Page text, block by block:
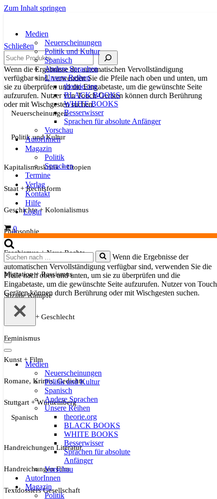
Zum Inhalt springen
Medien
Neuerscheinungen
Politik und Kultur
Spanisch
Andere Sprachen
Unsere Reihen
theorie.org
BLACK BOOKS
WHITE BOOKS
Besserwisser
Sprachen für absolute Anfänger
Vorschau
AutorInnen
Magazin
Politik
Sprachen
Termine
Verlag
Kontakt
Hilfe
Login
Warenkorb
0
Suchen
nach …
Wenn die Ergebnisse der
automatischen Vervollständigung verfügbar sind, verwenden Sie die
Pfeile nach oben und unten, um sie zu überprüfen und die
Eingabetaste, um die gewünschte Seite aufzurufen. Nutzer von
Geräten können durch Berührung oder mit Wischgesten suchen.
Navigationsmenü
Navigationsmenü
Medien
Neuerscheinungen
Politik und Kultur
Spanisch
Andere Sprachen
Unsere Reihen
theorie.org
BLACK BOOKS
WHITE BOOKS
Besserwisser
Sprachen für absolute
Anfänger
Vorschau
AutorInnen
Magazin
Politik
Schließen
Suche
Wenn die Ergebnisse der automatischen Vervollständigung
verfügbar sind, verwenden Sie die Pfeile nach oben und unten, um
sie zu überprüfen und die Eingabetaste, um die gewünschte Seite
aufzurufen. Nutzer von Touch-Geräten können durch Berührung
oder mit Wischgesten suchen.
Neuerscheinungen
Politik und Kultur
Kapitalismuskritik + Utopien
Staat + Rechtsform
Geschichte + Kolonialismus
Philosophie
Faschismus + Neue Rechte
Migration + Rassismus
Soziale Kämpfe
Sexualität + Geschlecht
Feminismus
Kunst + Film
Romane, Krimis, Gedichte
Stuttgart + Württemberg
Spanisch
Handreichungen Literatur
Handreichungen Film
Textdossiers Gesellschaft